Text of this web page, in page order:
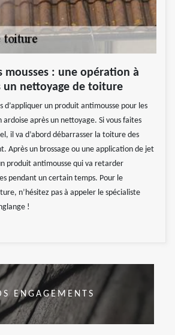
mousses : une opération à
un nettoyage de toiture
d’appliquer un produit antimousse pour les
après un nettoyage. Si vous faites
il va d’abord débarrasser la toiture des
Après un brossage ou une application de jet
produit antimousse qui va retarder
pendant un certain temps. Pour le
n’hésitez pas à appeler le spécialiste
!
ENGAGEMENTS